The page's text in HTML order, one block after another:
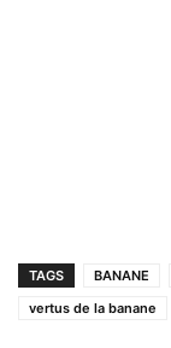
TAGS BANANE
vertus de la banane